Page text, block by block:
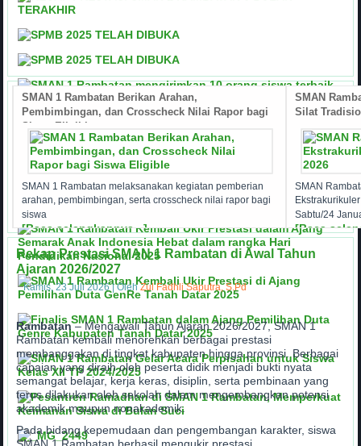
SMAN 1 Rambatan Berikan Arahan,
Pembimbingan, dan Crosscheck Nilai Rapor bagi
Siswa Eligible
SMAN 1 Rambatan melaksanakan kegiatan pemberian
arahan, pembimbingan, serta crosscheck nilai rapor bagi
siswa
[Baca selengkapnya...]
SMAN
Silat
SMAN
Sabtu/24
[Baca
Rekap Prestasi SMAN 1 Rambatan di Awal Tahun
Ajaran 2026/2027
Kamis, 23 Juli 2026|Oleh Zul Fadhli Saputra, S.Pd
Rambatan– Mengawali Tahun Ajaran 2026/2027, SMAN 1
Rambatan kembali menorehkan berbagai prestasi
membanggakan di tingkat kabupaten hingga provinsi. Berbagai
capaian yang diraih oleh peserta didik menjadi bukti nyata
semangat belajar, kerja keras, disiplin, serta pembinaan yang
terus dilakukan oleh sekolah dalam mengembangkan potensi
akademik maupun nonakademik.
Pada bidang kepemudaan dan pengembangan karakter, siswa
SMAN 1 Rambatan berhasil mengukir prestasi…